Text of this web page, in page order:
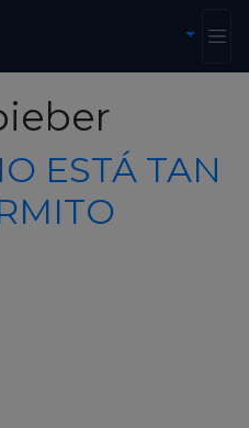
ESTÁ TAN